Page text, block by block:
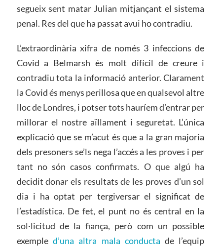
segueix sent matar Julian mitjançant el sistema
penal. Res del que ha passat avui ho contradiu.
L’extraordinària xifra de només 3 infeccions de
Covid a Belmarsh és molt difícil de creure i
contradiu tota la informació anterior. Clarament
la Covid és menys perillosa que en qualsevol altre
lloc de Londres, i potser tots hauríem d’entrar per
millorar el nostre aïllament i seguretat. L’única
explicació que se m’acut és que a la gran majoria
dels presoners se’ls nega l’accés a les proves i per
tant no són casos confirmats. O que algú ha
decidit donar els resultats de les proves d’un sol
dia i ha optat per tergiversar el significat de
l’estadística. De fet, el punt no és central en la
sol·licitud de la fiança, però com un possible
exemple d’una altra mala conducta de l’equip